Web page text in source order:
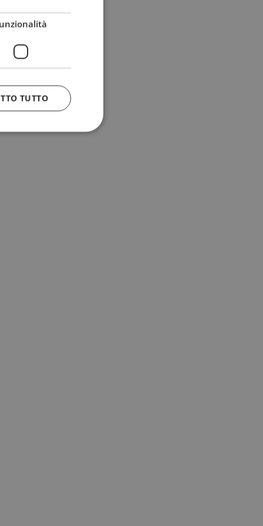
TUTTO
la gestione
cookie
viene
sua analisi dei
combinazione
siano
l'utilizzo
servizio
le preferenze di
È necessario
di analisi web
di siti
e misurare le
cui il prefisso
che si
che imposta il
di analisi web
di siti
e misurare le
di Google) per
i cookie.